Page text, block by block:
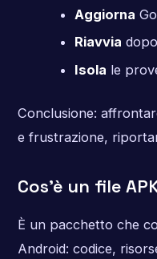
Aggiorna
Riavvia
Isola le
Conclusione:
e frustrazione,
Cos’è un file
È un pacchetto che
Android: codice,